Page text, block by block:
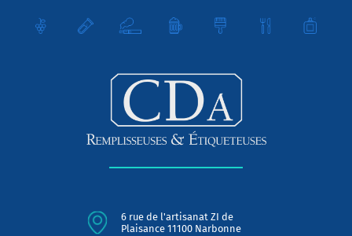
6 rue de l'artisanat ZI de
Plaisance 11100 Narbonne